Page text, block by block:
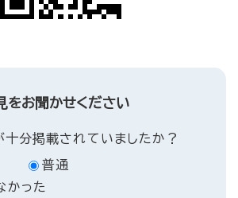
をお聞かせください
分掲載されていましたか？
普通
かった